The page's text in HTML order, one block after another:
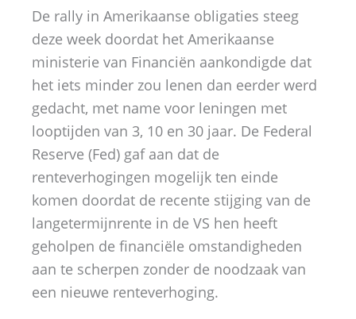
De rally in Amerikaanse obligaties steeg
deze week doordat het Amerikaanse
ministerie van Financiën aankondigde dat
het iets minder zou lenen dan eerder werd
gedacht, met name voor leningen met
looptijden van 3, 10 en 30 jaar. De Federal
Reserve (Fed) gaf aan dat de
renteverhogingen mogelijk ten einde
komen doordat de recente stijging van de
langetermijnrente in de VS hen heeft
geholpen de financiële omstandigheden
aan te scherpen zonder de noodzaak van
een nieuwe renteverhoging.